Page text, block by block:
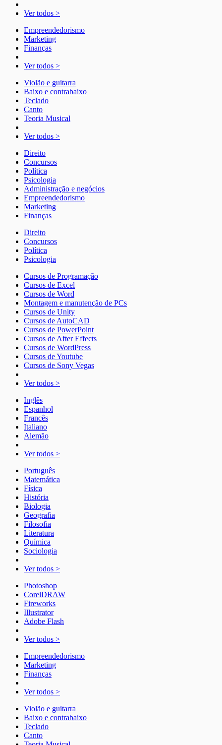
Ver todos >
Empreendedorismo
Marketing
Finanças
Ver todos >
Violão e guitarra
Baixo e contrabaixo
Teclado
Canto
Teoria Musical
Ver todos >
Direito
Concursos
Política
Psicologia
Administração e negócios
Empreendedorismo
Marketing
Finanças
Direito
Concursos
Política
Psicologia
Cursos de Programação
Cursos de Excel
Cursos de Word
Montagem e manutenção de PCs
Cursos de Unity
Cursos de AutoCAD
Cursos de PowerPoint
Cursos de After Effects
Cursos de WordPress
Cursos de Youtube
Cursos de Sony Vegas
Ver todos >
Inglês
Espanhol
Francês
Italiano
Alemão
Ver todos >
Português
Matemática
Física
História
Biologia
Geografia
Filosofia
Literatura
Química
Sociologia
Ver todos >
Photoshop
CorelDRAW
Fireworks
Illustrator
Adobe Flash
Ver todos >
Empreendedorismo
Marketing
Finanças
Ver todos >
Violão e guitarra
Baixo e contrabaixo
Teclado
Canto